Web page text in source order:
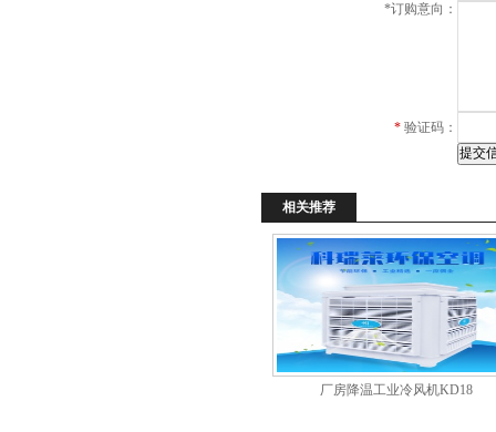
*订购意向：
* 验证码：
相关推荐
厂房降温工业冷风机KD18